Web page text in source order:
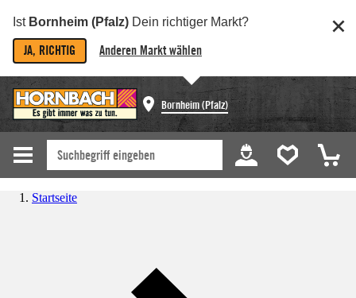
Ist Bornheim (Pfalz) Dein richtiger Markt?
JA, RICHTIG Anderen Markt wählen
Bornheim (Pfalz)
Startseite